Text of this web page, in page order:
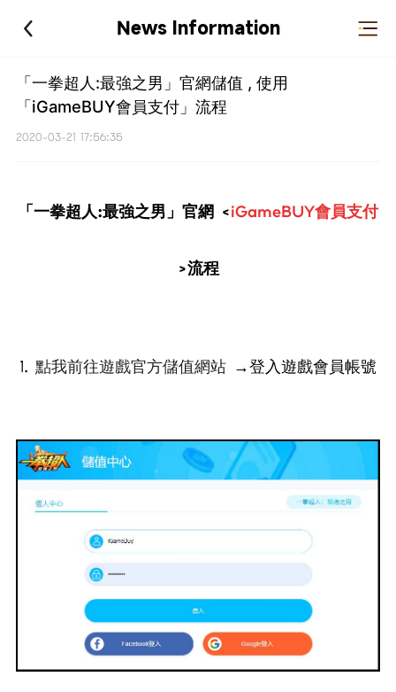
News Information
「一拳超人:最強之男」官網儲值 , 使用
「iGameBUY會員支付」流程
2020-03-21 17:56:35
「一拳超人:最強之男」官網 <iGameBUY會員支付
>流程
1. 點我前往遊戲官方儲值網站 →登入遊戲會員帳號